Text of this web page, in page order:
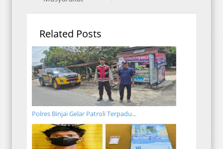
Related Posts
Polres Binjai Gelar Patroli Terpadu...